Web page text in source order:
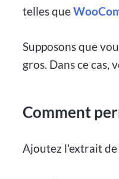
telles que
Supposons que
gros. Dans ce
Comment
Ajoutez l'extrait